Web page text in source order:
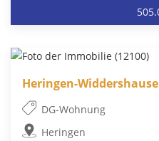
Heringen-
DG-Wohnung
Heringen